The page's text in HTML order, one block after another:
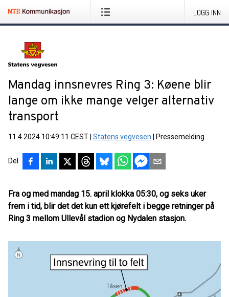
LOGG INN
Mandag innsnevres Ring 3: Køene blir
lange om ikke mange velger alternativ
transport
11.4.2024 10:49:11 CEST Statens vegvesen Pressemelding
Del
Fra og med mandag 15. april klokka 05:30, og seks uker
frem i tid, blir det det kun ett kjørefelt i begge retninger på
Ring 3 mellom Ullevål stadion og Nydalen stasjon.